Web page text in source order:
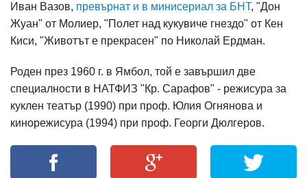
Иван Вазов, превърнат и в минисериал за БНТ, "Дон
Жуан" от Молиер, "Полет над кукувиче гнездо" от Кен
Киси, "Животът е прекрасен" по Николай Ердман.
Роден през 1960 г. в Ямбол, той е завършил две
специалности в НАТФИЗ "Кр. Сарафов" - режисура за
куклен театър (1990) при проф. Юлия Огнянова и
кинорежисура (1994) при проф. Георги Дюлгеров.